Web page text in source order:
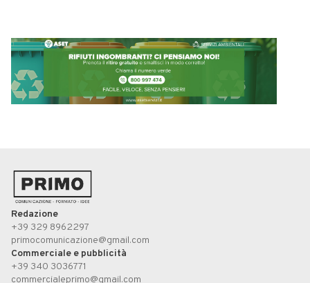
Redazione
+39 329 8962297
primocomunicazione@gmail.com
Commerciale e pubblicità
+39 340 3036771
commercialeprimo@gmail.com